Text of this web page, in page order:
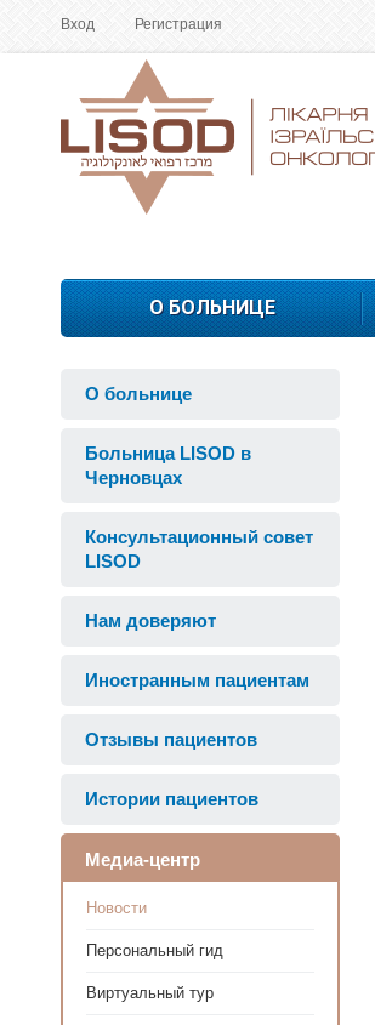
Вход Регистрация
О БОЛЬНИЦЕ
О больнице
Больница LISOD в
Черновцах
Консультационный совет
LISOD
Нам доверяют
Иностранным пациентам
Отзывы пациентов
Истории пациентов
Медиа-центр
Новости
Персональный гид
Виртуальный тур